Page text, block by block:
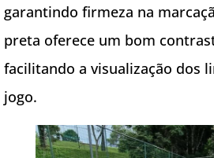
garantindo firmeza na
preta oferece um bom
facilitando a visualização dos
jogo.